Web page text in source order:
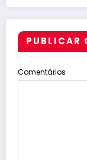
PUBLICAR
Comentários